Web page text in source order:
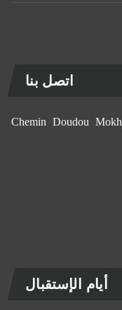
اتصل بنا
11, Chemin Doudou
أيام الإستقبال